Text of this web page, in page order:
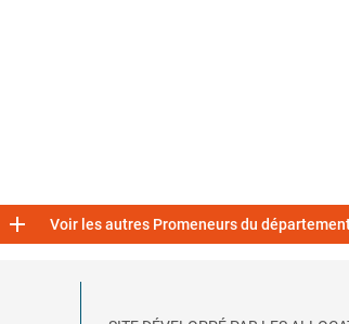
 Voir les autres Promeneurs du